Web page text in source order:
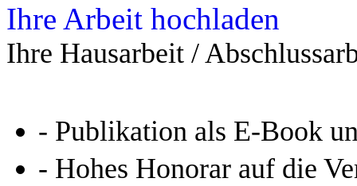
Ihre Arbeit hochladen
Ihre Hausarbeit /
- Publikation als E-Book
- Hohes Honorar auf die